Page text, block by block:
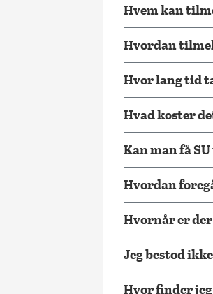
Hvem kan
Hvordan
Hvor lang tid
Hvad koster
Kan man få
Hvordan
Hvornår er der
Jeg bestod
Hvor finder